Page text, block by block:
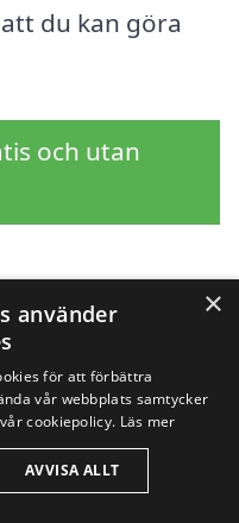
du kan göra
och utan
städer
×
använder
för att förbättra
vår webbplats samtycker
cookiepolicy. Läs mer
AVVISA ALLT